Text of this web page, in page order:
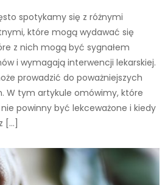
spotykamy się z różnymi
które mogą wydawać się
z nich mogą być sygnałem
i wymagają interwencji lekarskiej.
prowadzić do poważniejszych
W tym artykule omówimy, które
powinny być lekceważone i kiedy
[…]